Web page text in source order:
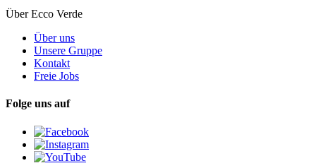
Über Ecco Verde
Über uns
Unsere Gruppe
Kontakt
Freie Jobs
Folge uns auf